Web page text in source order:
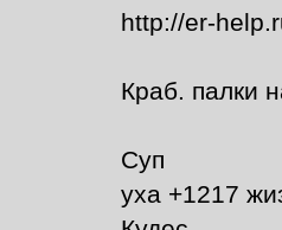
http://er-
Краб. палки
Суп
уха +1217